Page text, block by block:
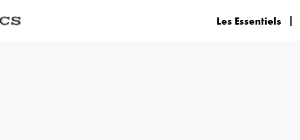
Les Essentiels